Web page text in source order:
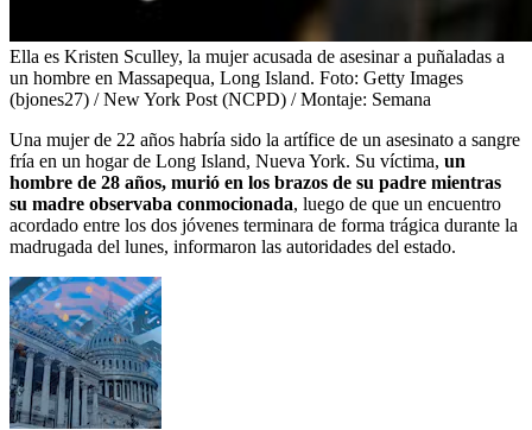
Ella es Kristen Sculley, la mujer acusada de asesinar a puñaladas a
un hombre en Massapequa, Long Island. Foto: Getty Images
(bjones27) / New York Post (NCPD) / Montaje: Semana
Una mujer de 22 años habría sido la artífice de un asesinato a sangre
fría en un hogar de Long Island, Nueva York. Su víctima, un
hombre de 28 años, murió en los brazos de su padre mientras
su madre observaba conmocionada, luego de que un encuentro
acordado entre los dos jóvenes terminara de forma trágica durante la
madrugada del lunes, informaron las autoridades del estado.